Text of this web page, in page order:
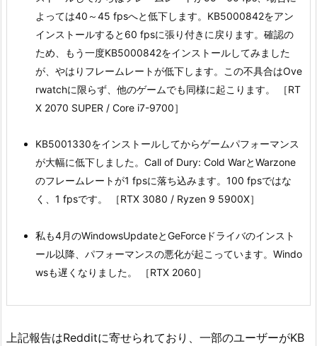
よっては40～45 fpsへと低下します。KB5000842をアン
インストールすると60 fpsに張り付きに戻ります。確認の
ため、もう一度KB5000842をインストールしてみました
が、やはりフレームレートが低下します。この不具合はOve
rwatchに限らず、他のゲームでも同様に起こります。 ［RT
X 2070 SUPER / Core i7-9700］
KB5001330をインストールしてからゲームパフォーマンス
が大幅に低下しました。Call of Dury: Cold WarとWarzone
のフレームレートが1 fpsに落ち込みます。100 fpsではな
く、1 fpsです。 ［RTX 3080 / Ryzen 9 5900X］
私も4月のWindowsUpdateとGeForceドライバのインスト
ール以降、パフォーマンスの悪化が起こっています。Windo
wsも遅くなりました。 ［RTX 2060］
上記報告はRedditに寄せられており、一部のユーザーがKB